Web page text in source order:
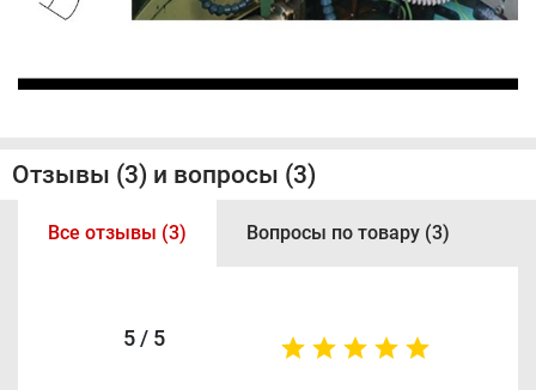
Отзывы (3) и вопросы (3)
Все отзывы (3) Вопросы по товару (3)
5 / 5